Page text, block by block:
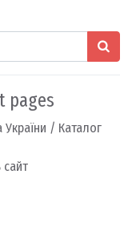
pages
України / Каталог